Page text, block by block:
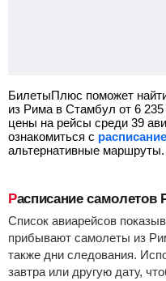
БилетыПлюс поможет
из Рима в Стамбул от 6 235
цены на рейсы среди 39
ознакомиться с
альтернативные маршруты.
Расписание
Список авиарейсов
прибывают самолеты из
также дни следования.
завтра или другую дату,